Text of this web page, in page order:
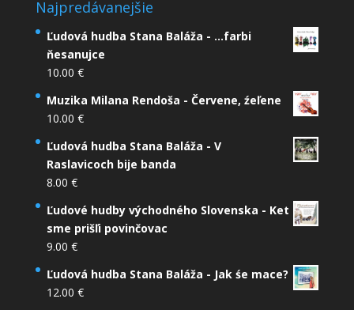
Najpredávanejšie
Ľudová hudba Stana Baláža - ...farbi
ňesanujce
10.00 €
Muzika Milana Rendoša - Červene, źeľene
10.00 €
Ľudová hudba Stana Baláža - V
Raslavicoch bije banda
8.00 €
Ľudové hudby východného Slovenska - Ket
sme prišľi povinčovac
9.00 €
Ľudová hudba Stana Baláža - Jak śe mace?
12.00 €